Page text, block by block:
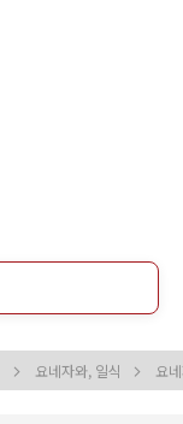
요네자와, 일식 요